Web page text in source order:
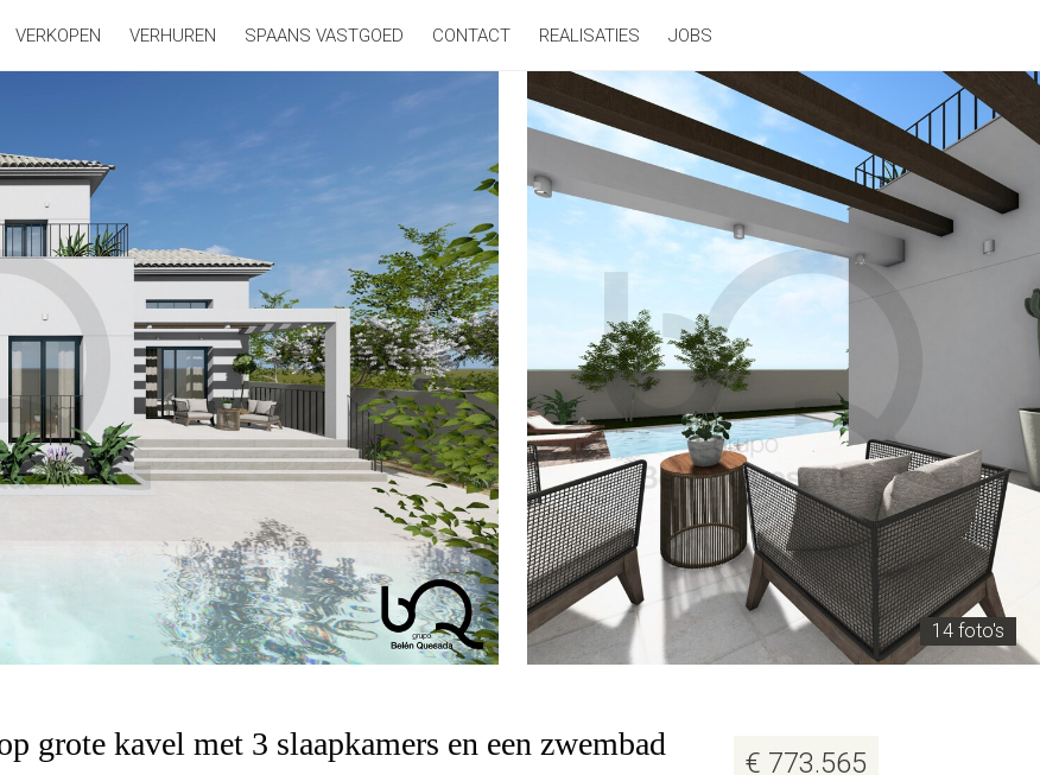
VERKOPEN VERHUREN SPAANS VASTGOED CONTACT REALISATIES JOBS
14 foto's
grote kavel met 3 slaapkamers en een zwembad
€ 773.565